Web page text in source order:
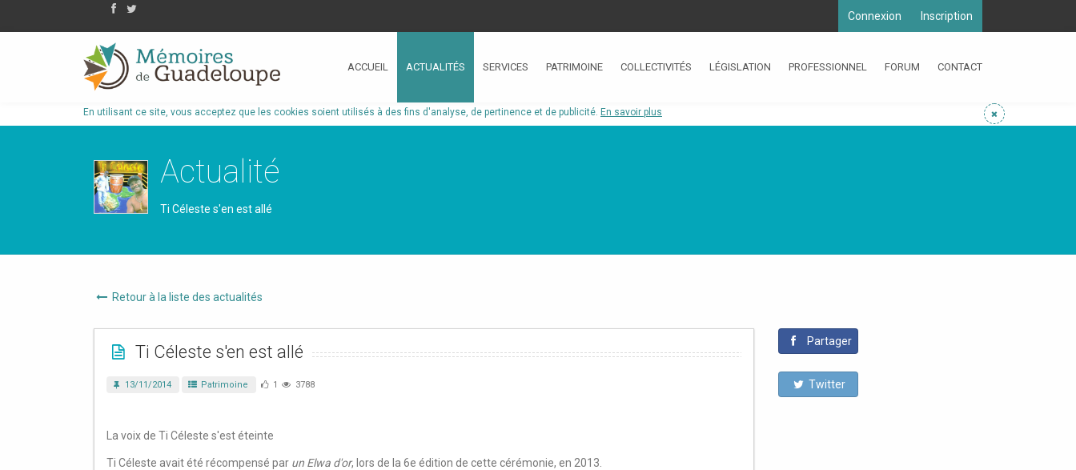
Inscription
Connexion
ACCUEIL ACTUALITÉS SERVICES PATRIMOINE COLLECTIVITÉS LÉGISLATION PROFESSIONNEL FORUM CONTACT
En utilisant ce site, vous acceptez que les cookies soient utilisés à des fins d'analyse, de pertinence et de publicité. En savoir plus
Actualité
Ti Céleste s'en est allé
Retour à la liste des actualités
Ti Céleste s'en est allé
13/11/2014 Patrimoine 1 3788
La voix de Ti Céleste s'est éteinte
Ti Céleste avait été récompensé par un Elwa d'or, lors de la 6e édition de cette cérémonie, en 2013.
Partager
Twitter